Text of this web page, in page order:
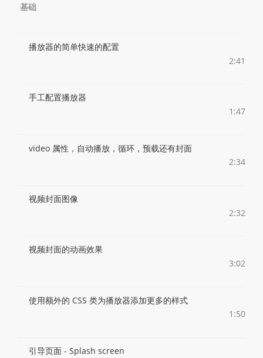
基础
播放器的简单快速的配置
2:41
手工配置播放器
1:47
video 属性，自动播放，循环，预载还有封面
2:34
视频封面图像
2:32
视频封面的动画效果
3:02
使用额外的 CSS 类为播放器添加更多的样式
1:50
引导页面 - Splash screen